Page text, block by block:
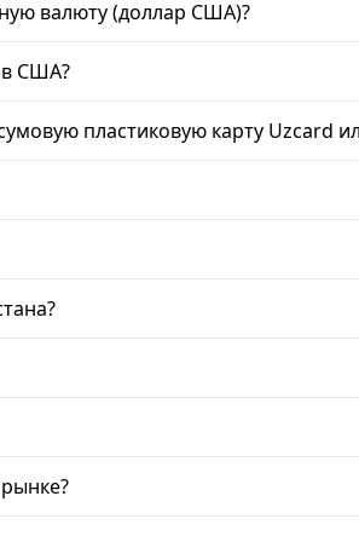
валюту (доллар США)?
США?
пластиковую карту Uzcard